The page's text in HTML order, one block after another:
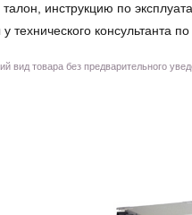
инструкцию по
технического консультанта
вид товара без предварительного